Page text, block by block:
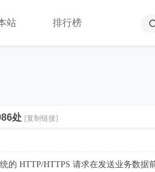
站 排行榜
处 [复制链接]
的 HTTP/HTTPS 请求在发送业务数据